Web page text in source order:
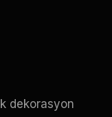
dekorasyon